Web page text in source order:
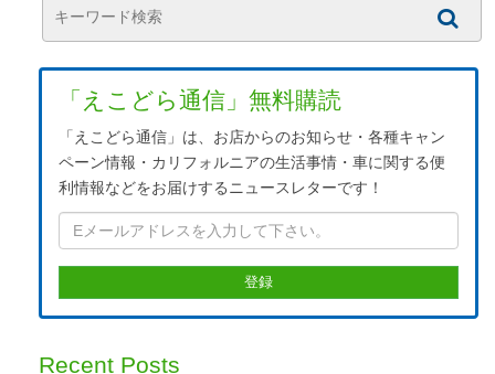
「えこどら通信」無料購読
「えこどら通信」は、お店からのお知らせ・各種キャン
ペーン情報・カリフォルニアの生活事情・車に関する便
利情報などをお届けするニュースレターです！
Recent Posts